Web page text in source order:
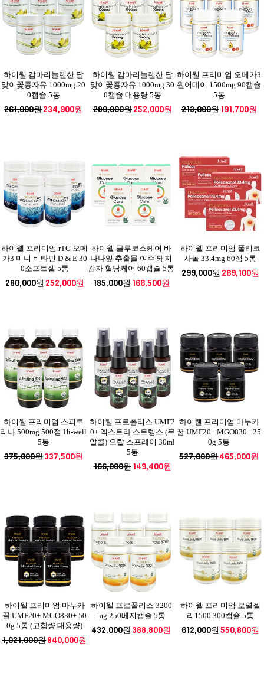
하이웰 감마리놀렌산 달
맞이꽃종자유 1000mg 20
0캡슐 5통
261,000원234,900원
하이웰 감마리놀렌산 달
맞이꽃종자유 1000mg 30
0캡슐 대용량 5통
280,000원252,000원
하이웰 프리미엄 오메가3
원어데이 1500mg 90캡슐
5통
213,000원191,700원
하이웰 프리미엄 rTG 오메
가3 미니 비타민 D & E 30
0소프트젤 5통
280,000원252,000원
하이웰 글루코스케어 바
나나잎 추출물 여주 돼지
감자 혈당케어 60캡슐 5통
185,000원166,500원
하이웰 프리미엄 폴리코
사놀 33.4mg 60정 5통
299,000원269,100원
하이웰 프리미엄 스피루
리나 500mg 500정 Hi-well
5통
375,000원337,500원
하이웰 프로폴리스 UMF2
0+ 엑스트라 스트렝스 (무
알콜) 오랄 스프레이 30ml
5통
166,000원149,400원
하이웰 프리미엄 마누카
꿀 UMF20+ MGO830+ 25
0g 5통
527,000원465,000원
하이웰 프리미엄 마누카
꿀 UMF20+ MGO830+ 50
0g 5통 (고함량 대용량)
1,021,000원840,000원
하이웰 프로폴리스 3200
mg 250베지캡슐 5통
432,000원388,800원
하이웰 프리미엄 로열젤
리1500 300캡슐 5통
612,000원550,800원